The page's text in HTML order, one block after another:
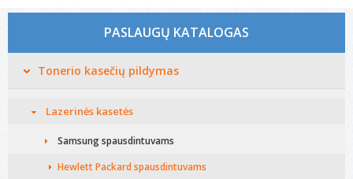
PASLAUGŲ KATALOGAS
Tonerio kasečių pildymas
Lazerinės kasetės
Samsung spausdintuvams
Hewlett Packard spausdintuvams